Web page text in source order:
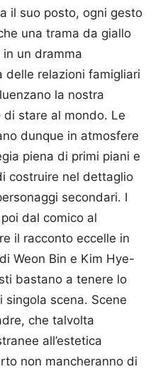
il suo posto, ogni gesto
una trama da giallo
in un dramma
delle relazioni famigliari
la nostra
stare al mondo. Le
dunque in atmosfere
piena di primi piani e
costruire nel dettaglio
secondari. I
dal comico al
il racconto eccelle in
Weon Bin e Kim Hye-
bastano a tenere lo
scena. Scene
che talvolta
all’estetica
non mancheranno di